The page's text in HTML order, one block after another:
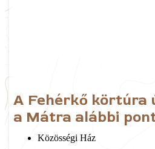
A Fehérkő körtúra
a Mátra alábbi
Közösségi Ház